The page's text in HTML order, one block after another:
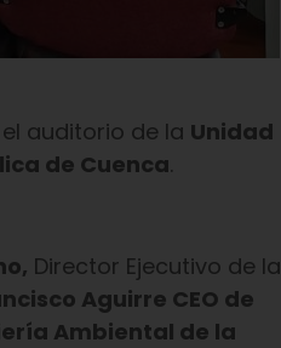
auditorio de la Unidad
de Cuenca.
Director Ejecutivo de la
Aguirre CEO de
Ambiental de la